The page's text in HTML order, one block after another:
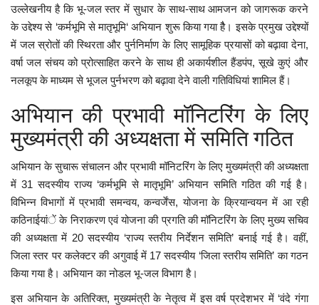
उल्लेखनीय है कि भू-जल स्तर में सुधार के साथ-साथ आमजन को जागरूक करने
के उद्देश्य से ‘कर्मभूमि से मातृभूमि‘ अभियान शुरू किया गया हैै। इसके प्रमुख उद्देश्यों
में जल स्रोतों की स्थिरता और पुर्ननिर्माण के लिए सामूहिक प्रयासों को बढ़ावा देना,
वर्षा जल संचय को प्रोत्साहित करने के साथ ही अकार्यशील हैंडपंप, सूखे कुएं और
नलकूप के माध्यम से भूजल पुर्नभरण को बढ़ावा देने वाली गतिविधियां शामिल हैं।
अभियान की प्रभावी मॉनिटरिंग के लिए
मुख्यमंत्री की अध्यक्षता में समिति गठित
अभियान के सुचारू संचालन और प्रभावी मॉनिटरिंग के लिए मुख्यमंत्री की अध्यक्षता
में 31 सदस्यीय राज्य ‘कर्मभूमि से मातृभूमि’ अभियान समिति गठित की गई है।
विभिन्न विभागों में प्रभावी समन्वय, कन्वर्जेंस, योजना के क्रियान्वयन में आ रही
कठिनाईयांें के निराकरण एवं योजना की प्रगति की मॉनिटरिंग के लिए मुख्य सचिव
की अध्यक्षता में 20 सदस्यीय ‘राज्य स्तरीय निर्देशन समिति’ बनाई गई है। वहीं,
जिला स्तर पर कलेक्टर की अगुवाई में 17 सदस्यीय ‘जिला स्तरीय समिति’ का गठन
किया गया है। अभियान का नोडल भू-जल विभाग है।
इस अभियान के अतिरिक्त, मुख्यमंत्री के नेतृत्व में इस वर्ष प्रदेशभर में ‘वंदे गंगा